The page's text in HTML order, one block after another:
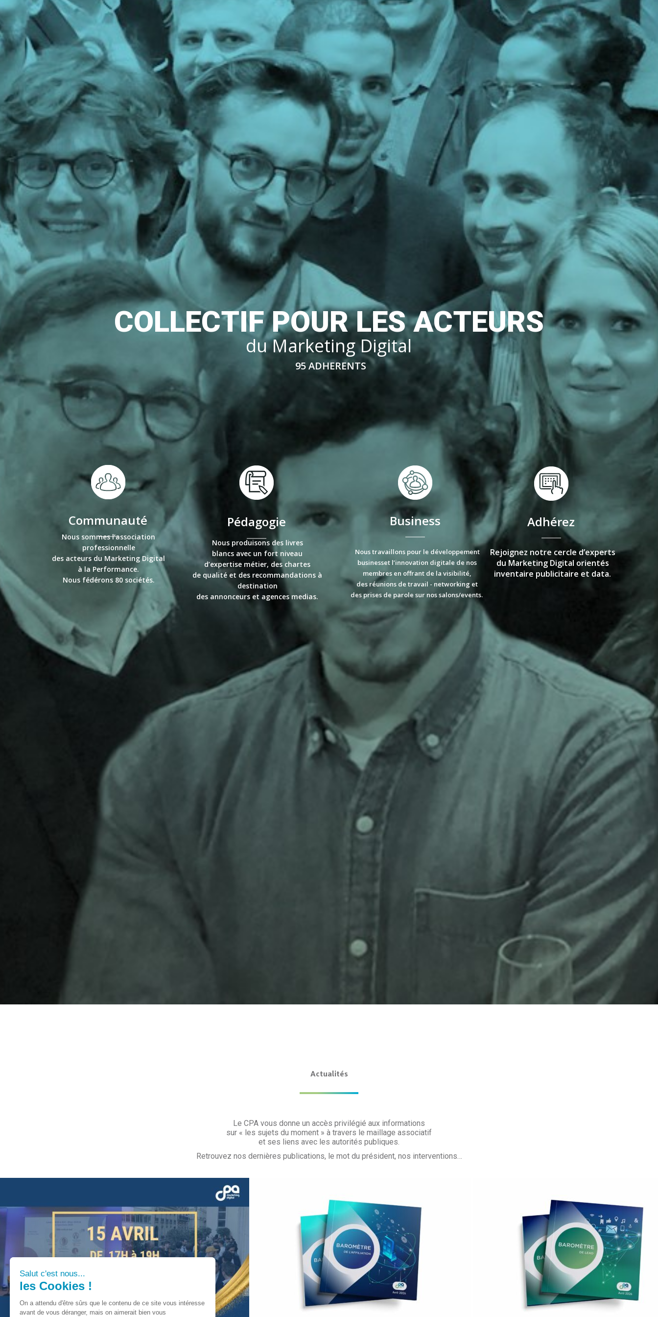
Nous sommes l’association
professionnelle
des acteurs du Marketing Digital
à la Performance.
Nous fédérons 80 sociétés.
Communauté
Nous produisons des livres
blancs avec un fort niveau
d’expertise métier, des chartes
de qualité et des recommandations à
destination
des annonceurs et agences medias.
Pédagogie Business
Rejoignez notre cercle d’experts
du Marketing Digital orientés
inventaire publicitaire et data.
Adhérez
duMarketingDigital
COLLECTIF POUR LES ACTEURS
Nous travaillons pour le développement
businesset l’innovation digitale de nos
membres en offrant de la visibilité,
des réunions de travail - networking et
des prises de parole sur nos salons/events.
95 ADHERENTS
Actualités
Le CPA vous donne un accès privilégié aux informations
sur « les sujets du moment » à travers le maillage associatif
et ses liens avec les autorités publiques.
Retrouvez nos dernières publications, le mot du président, nos interventions…
Le baromètre de l’Affiliation 2026 Le baromètre du Lead 2026
Salut c'est nous...
les Cookies !
On a attendu d'être sûrs que le contenu de ce site vous intéresse
avant de vous déranger, mais on aimerait bien vous